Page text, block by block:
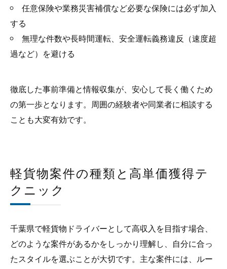
任意保険や業務災害補償など必要な保険には必ず加入
する
無理な件数や長時間運転、安全運転義務違反（速度超
過など）を避ける
徹底した事前準備と情報収集が、安心して長く働くため
の第一歩となります。周囲の経験者や同業者に相談する
ことも大変有効です。
軽貨物案件の種類と高単価獲得テ
クニック
千葉県で軽貨物ドライバーとして高収入を目指す場合、
どのような案件があるかをしっかり理解し、自分に合っ
たスタイルを選ぶことが大切です。主な案件には、ルー